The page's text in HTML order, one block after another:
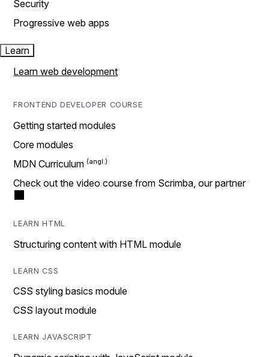
Security
Progressive web apps
Learn
Learn web development
FRONTEND DEVELOPER COURSE
Getting started modules
Core modules
MDN Curriculum
Check out the video course from Scrimba, our partner
LEARN HTML
Structuring content with HTML module
LEARN CSS
CSS styling basics module
CSS layout module
LEARN JAVASCRIPT